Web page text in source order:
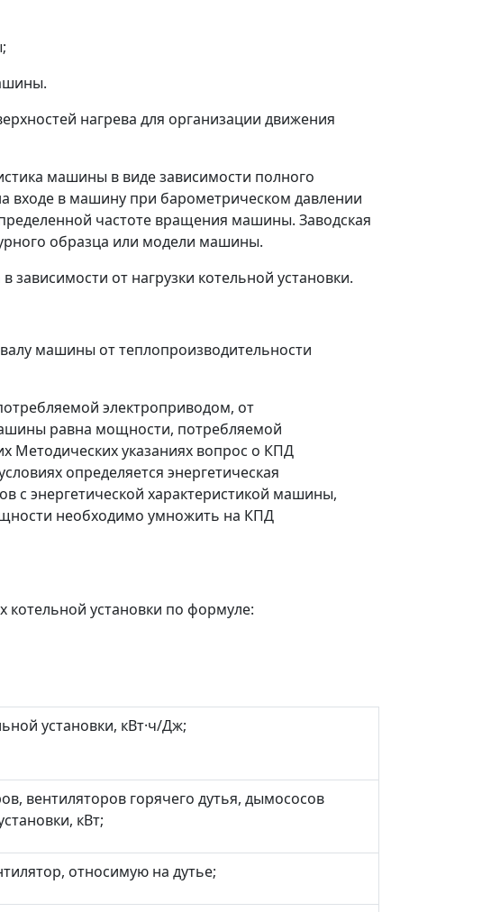
нагрева для организации движения
машины в виде зависимости полного
входе в машину при барометрическом давлении
частоте вращения машины. Заводская
образца или модели машины.
зависимости от нагрузки котельной установки.
машины от теплопроизводительности
электроприводом, от
равна мощности, потребляемой
Методических указаниях вопрос о КПД
определяется энергетическая
с энергетической характеристикой машины,
необходимо умножить на КПД
котельной установки по формуле:
установки, кВт·ч/Дж;
вентиляторов горячего дутья, дымососов
кВт;
относимую на дутье;